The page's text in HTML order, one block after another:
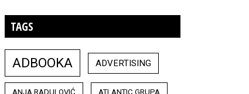
TAGS
ADBOOKA ADVERTISING
ANJA RADULOVIĆ ATLANTIC GRUPA